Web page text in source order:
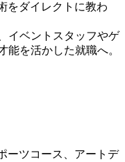
をダイレクトに教わ
イベントスタッフやゲ
能を活かした就職へ。
ーツコース、アートデ